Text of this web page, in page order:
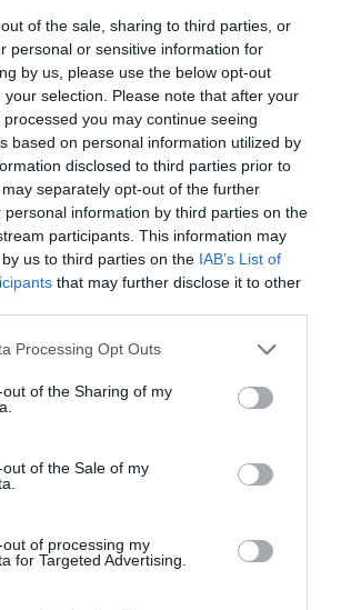
of the sale, sharing to third parties, or
personal or sensitive information for
by us, please use the below opt-out
selection. Please note that after your
you may continue seeing
based on personal information utilized by
disclosed to third parties prior to
separately opt-out of the further
personal information by third parties on the
participants. This information may
us to third parties on the IAB’s List of
that may further disclose it to other
Processing Opt Outs
of the Sharing of my
of the Sale of my
of processing my
for Targeted Advertising.
CORRUPCIÓN SANCHISTA
sanchista. La
prorroga seis meses la
del caso Koldo, ante el
incautado por la UCO
Opinión